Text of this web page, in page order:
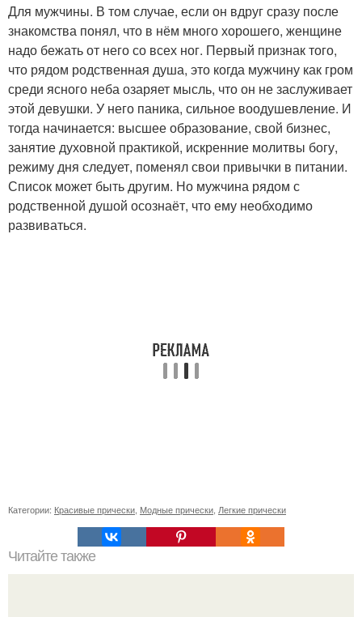
Для мужчины. В том случае, если он вдруг сразу после
знакомства понял, что в нём много хорошего, женщине
надо бежать от него со всех ног. Первый признак того,
что рядом родственная душа, это когда мужчину как гром
среди ясного неба озаряет мысль, что он не заслуживает
этой девушки. У него паника, сильное воодушевление. И
тогда начинается: высшее образование, свой бизнес,
занятие духовной практикой, искренние молитвы богу,
режиму дня следует, поменял свои привычки в питании.
Список может быть другим. Но мужчина рядом с
родственной душой осознаёт, что ему необходимо
развиваться.
Категории: Красивые прически Модные прически Легкие прически
Читайте также